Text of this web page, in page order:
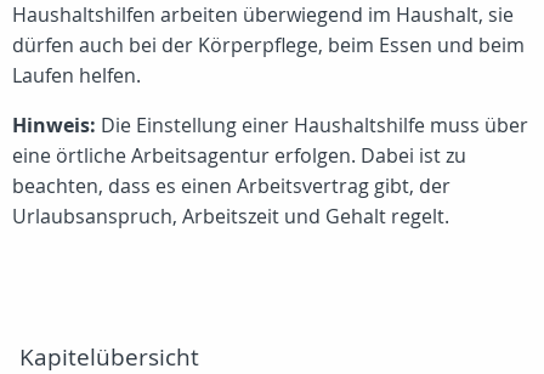
Haushaltshilfen arbeiten überwiegend im Haushalt, sie
dürfen auch bei der Körperpflege, beim Essen und beim
Laufen helfen.
Hinweis: Die Einstellung einer Haushaltshilfe muss über
eine örtliche Arbeitsagentur erfolgen. Dabei ist zu
beachten, dass es einen Arbeitsvertrag gibt, der
Urlaubsanspruch, Arbeitszeit und Gehalt regelt.
Kapitelübersicht